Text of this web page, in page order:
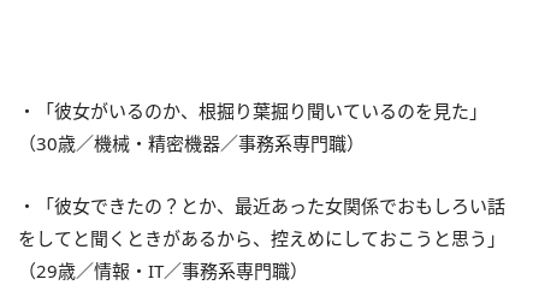
・「彼女がいるのか、根掘り葉掘り聞いているのを見た」
（30歳／機械・精密機器／事務系専門職）
・「彼女できたの？とか、最近あった女関係でおもしろい話
をしてと聞くときがあるから、控えめにしておこうと思う」
（29歳／情報・IT／事務系専門職）